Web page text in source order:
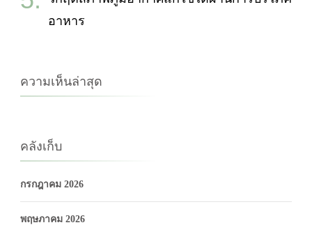
อาหาร
ความเห็นล่าสุด
คลังเก็บ
กรกฎาคม 2026
พฤษภาคม 2026